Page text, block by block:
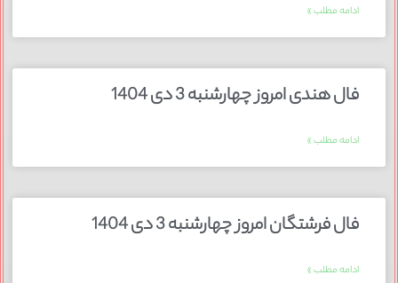
ادامه مطلب »
فال هندی امروز چهارشنبه 3 دی 1404
ادامه مطلب »
فال فرشتگان امروز چهارشنبه 3 دی 1404
ادامه مطلب »